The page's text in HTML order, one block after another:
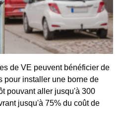
de VE peuvent bénéficier de
pour installer une borne de
pouvant aller jusqu'à 300
jusqu'à 75% du coût de